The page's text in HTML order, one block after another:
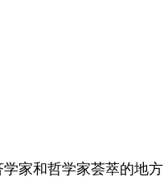
家和哲学家荟萃的地